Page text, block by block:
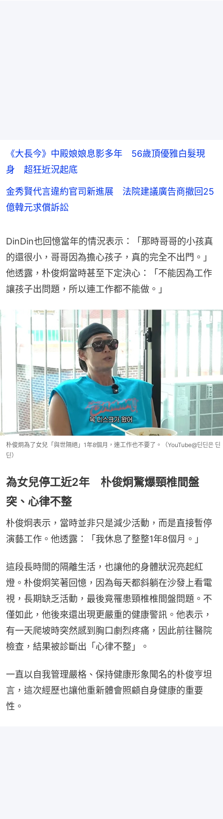
《大長今》中殿娘娘息影多年 56歲頂優雅白髮現
身 超狂近況起底
金秀賢代言違約官司新進展 法院建議廣告商撤回25
億韓元求償訴訟
DinDin也回憶當年的情況表示：「那時哥哥的小孩真
的還很小，哥哥因為擔心孩子，真的完全不出門。」
他透露，朴俊炯當時甚至下定決心：「不能因為工作
讓孩子出問題，所以連工作都不能做。」
朴俊炯為了女兒「與世隔絕」1年8個月，連工作也不要了。（YouTube@딘딘은 딘
딘）
為女兒停工近2年 朴俊炯驚爆頸椎間盤
突、心律不整
朴俊炯表示，當時並非只是減少活動，而是直接暫停
演藝工作。他透露：「我休息了整整1年8個月。」
這段長時間的隔離生活，也讓他的身體狀況亮起紅
燈。朴俊炯笑著回憶，因為每天都斜躺在沙發上看電
視，長期缺乏活動，最後竟罹患頸椎椎間盤問題。不
僅如此，他後來還出現更嚴重的健康警訊。他表示，
有一天爬坡時突然感到胸口劇烈疼痛，因此前往醫院
檢查，結果被診斷出「心律不整」。
一直以自我管理嚴格、保持健康形象聞名的朴俊亨坦
言，這次經歷也讓他重新體會照顧自身健康的重要
性。